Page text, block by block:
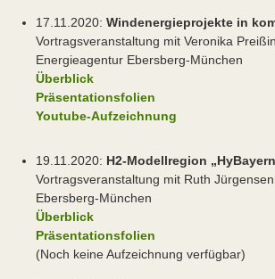
17.11.2020: Windenergieprojekte in
Vortragsveranstaltung mit Veronika
Energieagentur Ebersberg-München
Überblick
Präsentationsfolien
Youtube-Aufzeichnung
19.11.2020: H2-Modellregion
Vortragsveranstaltung mit Ruth
Ebersberg-München
Überblick
Präsentationsfolien
(Noch keine Aufzeichnung verfügbar)